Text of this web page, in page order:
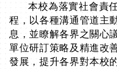
本校為落實社會責
程，以各種溝通管道主
息，並瞭解各界之關心
單位研訂策略及精進改
發展，提升各界對本校